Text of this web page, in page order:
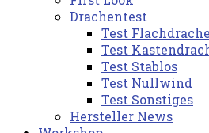
Drachentest
Test
Test
Test Stablos
Test Nullwind
Test Sonstiges
Hersteller News